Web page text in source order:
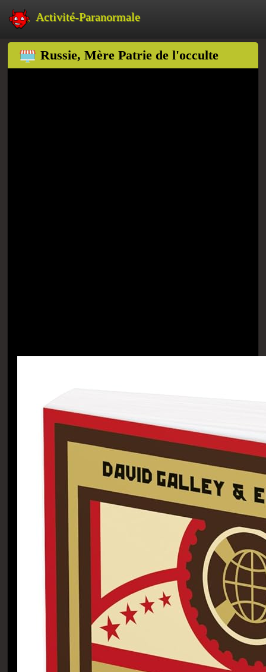
Activité-Paranormale
Russie, Mère Patrie de l'occulte